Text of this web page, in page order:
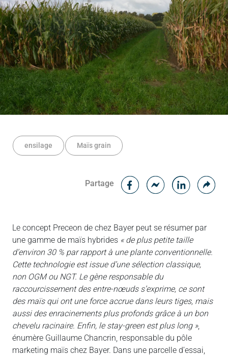
ensilage Maïs grain
Partage
Facebook
Le concept Preceon de chez Bayer peut se résumer par
une gamme de maïs hybrides « de plus petite taille
d’environ 30 % par rapport à une plante conventionnelle.
Cette technologie est issue d’une sélection classique,
non OGM ou NGT. Le gène responsable du
raccourcissement des entre-nœuds s’exprime, ce sont
des maïs qui ont une force accrue dans leurs tiges, mais
aussi des enracinements plus profonds grâce à un bon
chevelu racinaire. Enfin, le stay-green est plus long »,
énumère Guillaume Chancrin, responsable du pôle
marketing maïs chez Bayer. Dans une parcelle d’essai,